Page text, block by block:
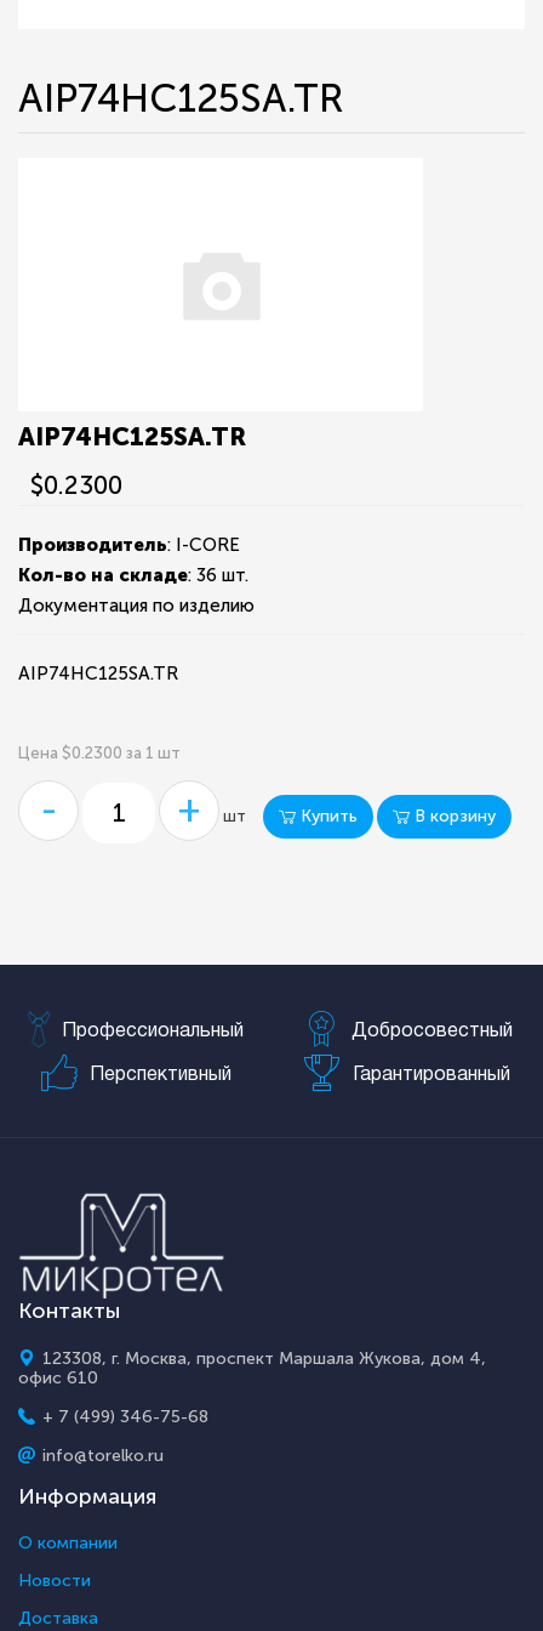
AIP74HC125SA.TR
AIP74HC125SA.TR
$0.2300
Производитель: I-CORE
Кол-во на складе: 36 шт.
Документация по изделию
AIP74HC125SA.TR
Цена $0.2300 за 1 шт
- + шт Купить В корзину
Профессиональный Добросовестный
Перспективный Гарантированный
Контакты
123308, г. Москва, проспект Маршала Жукова, дом 4,
офис 610
+ 7 (499) 346-75-68
info@torelko.ru
Информация
О компании
Новости
Доставка